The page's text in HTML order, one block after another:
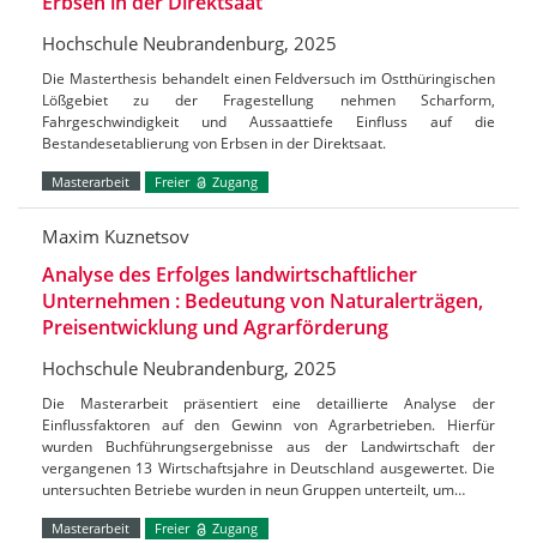
Hochschule Neubrandenburg, 2025
Die Masterthesis behandelt einen Feldversuch im Ostthüringischen
Lößgebiet zu der Fragestellung nehmen Scharform,
Fahrgeschwindigkeit und Aussaattiefe Einfluss auf die
Bestandesetablierung von Erbsen in der Direktsaat.
Masterarbeit Freier Zugang
Maxim Kuznetsov
Analyse des Erfolges landwirtschaftlicher
Unternehmen : Bedeutung von Naturalerträgen,
Preisentwicklung und Agrarförderung
Hochschule Neubrandenburg, 2025
Die Masterarbeit präsentiert eine detaillierte Analyse der
Einflussfaktoren auf den Gewinn von Agrarbetrieben. Hierfür
wurden Buchführungsergebnisse aus der Landwirtschaft der
vergangenen 13 Wirtschaftsjahre in Deutschland ausgewertet. Die
untersuchten Betriebe wurden in neun Gruppen unterteilt, um…
Masterarbeit Freier Zugang